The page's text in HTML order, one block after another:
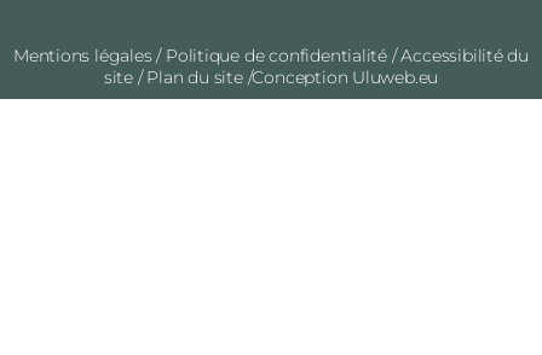
Mentions légales / Politique de confidentialité /Accessibilité du
site/Plan du site/Conception Uluweb.eu